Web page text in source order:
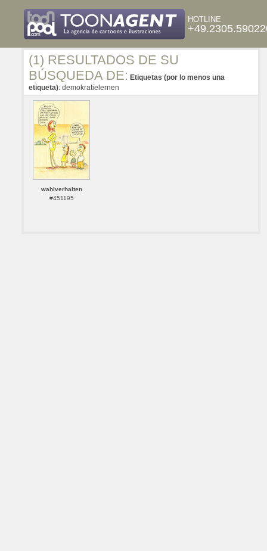
HOTLINE
(1) RESULTADOS DE SU
BÚSQUEDA DE: Etiquetas (por lo menos una
etiqueta): demokratielernen
wahlverhalten
#451195